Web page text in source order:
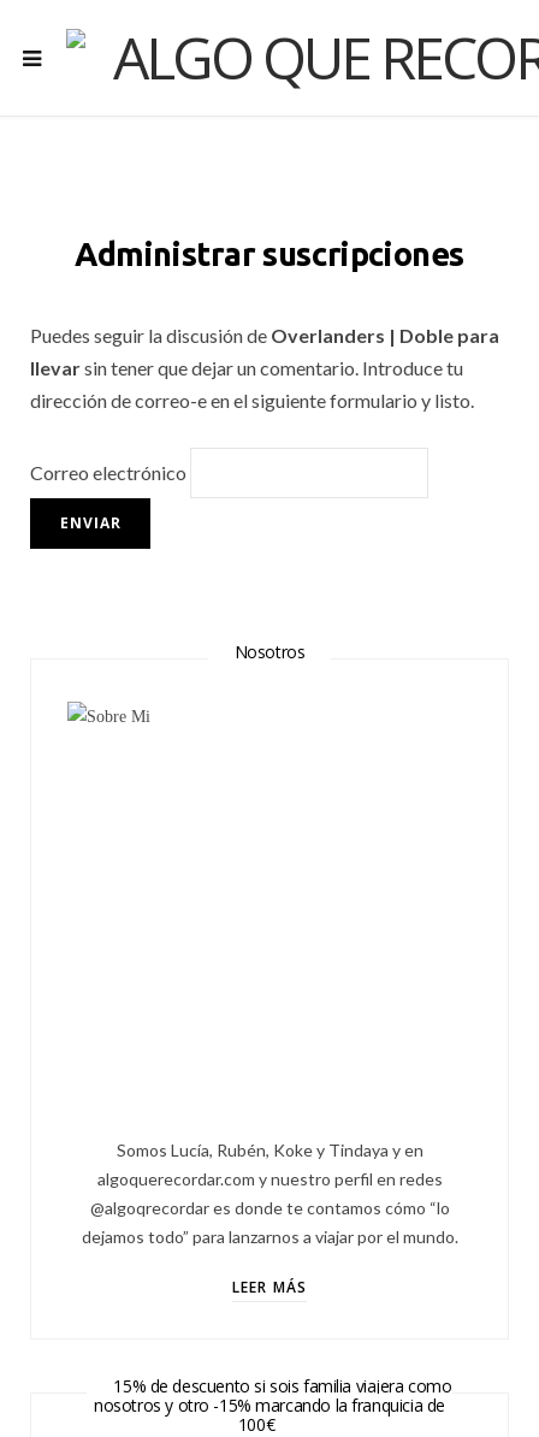
Administrar suscripciones
Puedes seguir la discusión de Overlanders | Doble para
llevarsin tener que dejar un comentario. Introduce tu
dirección de correo-e en el siguiente formulario y listo.
Correo electrónico
Nosotros
Somos Lucía, Rubén, Koke y Tindaya y en
algoquerecordar.com y nuestro perfil en redes
@algoqrecordar es donde te contamos cómo “lo
dejamos todo” para lanzarnos a viajar por el mundo.
LEER MÁS
15% de descuento si sois familia viajera como
nosotros y otro -15% marcando la franquicia de
100€